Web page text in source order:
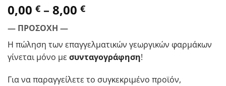
0,00 € – 8,00 €Price
through
8,00 €
— ΠΡΟΣΟΧΗ —
Η πώληση των επαγγελματικών γεωργικών φαρμάκων
γίνεται μόνο με συνταγογράφηση!
Για να παραγγείλετε το συγκεκριμένο προϊόν,